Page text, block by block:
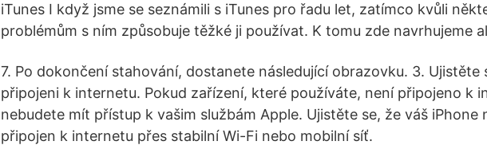
iTunes I když jsme se seznámili s iTunes pro řadu let, zatímco kvůli
problémům s ním způsobuje těžké ji používat. K tomu zde navrhujeme
7. Po dokončení stahování, dostanete následující obrazovku. 3. Ujistěte
připojeni k internetu. Pokud zařízení, které používáte, není připojeno k
nebudete mít přístup k vašim službám Apple. Ujistěte se, že váš iPhone
připojen k internetu přes stabilní Wi-Fi nebo mobilní síť.